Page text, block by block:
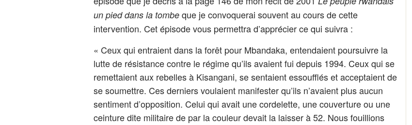
un pied dans la tombeque je convoquerai souvent au cours de cette
intervention. Cet épisode vous permettra d’apprécier ce qui suivra :
« Ceux qui entraient dans la forêt pour Mbandaka, entendaient poursuivre la
lutte de résistance contre le régime qu’ils avaient fui depuis 1994. Ceux qui se
remettaient aux rebelles à Kisangani, se sentaient essoufflés et acceptaient de
se soumettre. Ces derniers voulaient manifester qu’ils n’avaient plus aucun
sentiment d’opposition. Celui qui avait une cordelette, une couverture ou une
ceinture dite militaire de par la couleur devait la laisser à 52. Nous fouillions